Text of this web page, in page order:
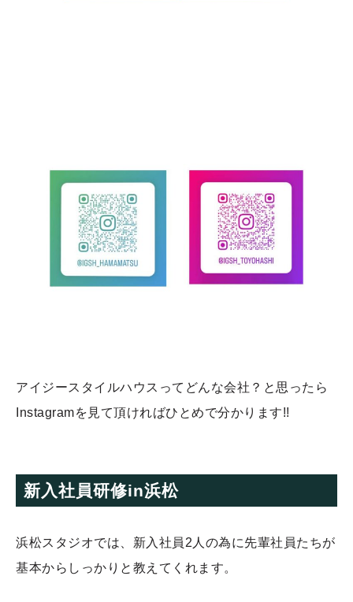
アイジースタイルハウスってどんな会社？と思ったら
Instagramを見て頂ければひとめで分かります!!
新入社員研修in浜松
浜松スタジオでは、新入社員2人の為に先輩社員たちが
基本からしっかりと教えてくれます。